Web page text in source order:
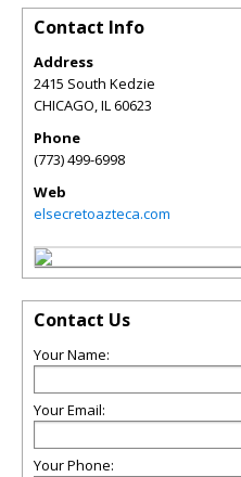
Contact Info
Address
2415 South Kedzie
CHICAGO,IL60623
Phone
(773) 499-6998
Web
elsecretoazteca.com
Contact Us
Your Name:
Your Email:
Your Phone: